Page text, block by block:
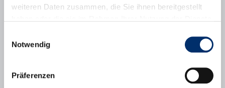
weiteren Daten zusammen, die Sie ihnen bereitgestellt
Notwendig
Präferenzen
82178 Puchheim
Boschstraße 1